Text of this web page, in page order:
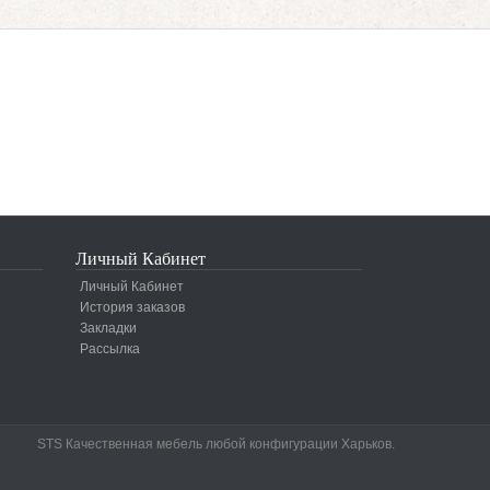
Личный Кабинет
Личный Кабинет
История заказов
Закладки
Рассылка
STS Качественная мебель любой конфигурации Харьков.